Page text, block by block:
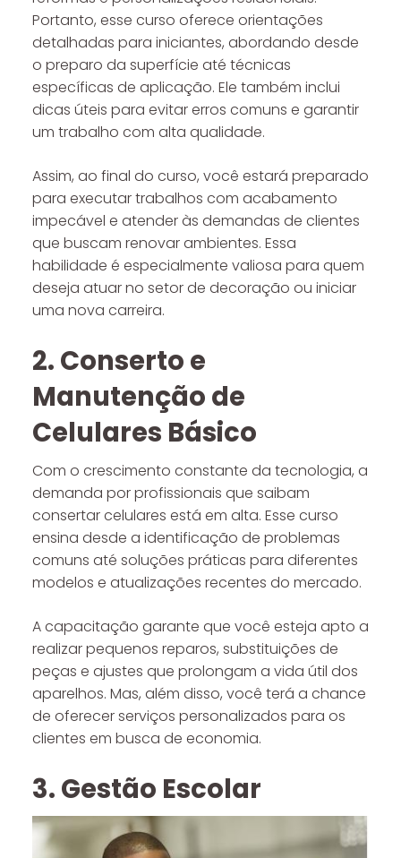
Portanto, esse curso oferece orientações
detalhadas para iniciantes, abordando desde
o preparo da superfície até técnicas
específicas de aplicação. Ele também inclui
dicas úteis para evitar erros comuns e garantir
um trabalho com alta qualidade.
Assim, ao final do curso, você estará preparado
para executar trabalhos com acabamento
impecável e atender às demandas de clientes
que buscam renovar ambientes. Essa
habilidade é especialmente valiosa para quem
deseja atuar no setor de decoração ou iniciar
uma nova carreira.
2. Conserto e
Manutenção de
Celulares Básico
Com o crescimento constante da tecnologia, a
demanda por profissionais que saibam
consertar celulares está em alta. Esse curso
ensina desde a identificação de problemas
comuns até soluções práticas para diferentes
modelos e atualizações recentes do mercado.
A capacitação garante que você esteja apto a
realizar pequenos reparos, substituições de
peças e ajustes que prolongam a vida útil dos
aparelhos. Mas, além disso, você terá a chance
de oferecer serviços personalizados para os
clientes em busca de economia.
3. Gestão Escolar